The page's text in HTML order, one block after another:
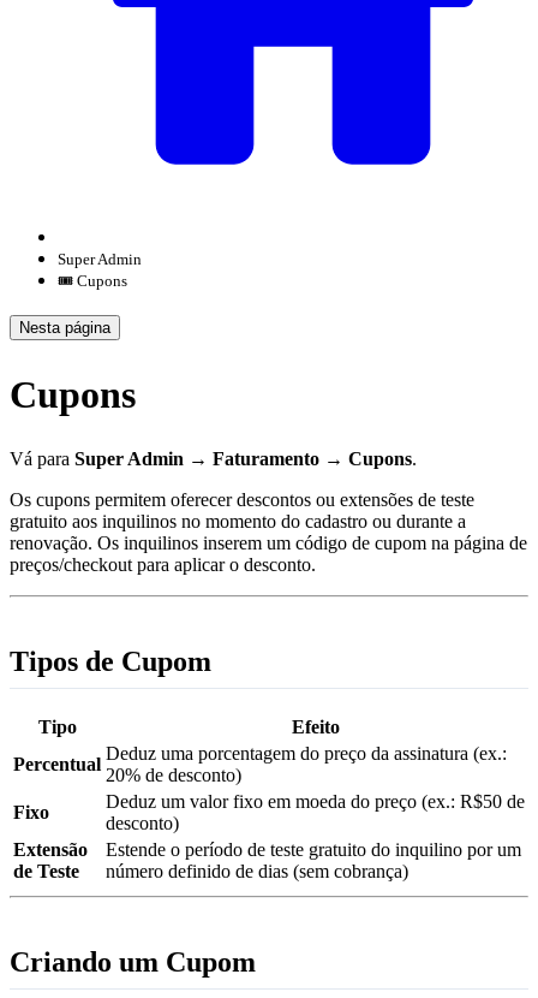
Super Admin
🎟️ Cupons
Nesta página
Cupons
Vá para Super Admin → Faturamento → Cupons.
Os cupons permitem oferecer descontos ou extensões de teste
gratuito aos inquilinos no momento do cadastro ou durante a
renovação. Os inquilinos inserem um código de cupom na página de
preços/checkout para aplicar o desconto.
Tipos de Cupom
Tipo
Efeito
Percentual
Deduz uma porcentagem do preço da assinatura (ex.:
20% de desconto)
Fixo
Deduz um valor fixo em moeda do preço (ex.: R$50 de
desconto)
Extensão
de Teste
Estende o período de teste gratuito do inquilino por um
número definido de dias (sem cobrança)
Criando um Cupom